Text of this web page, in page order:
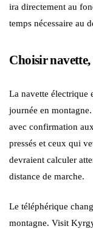
ira directement au
temps nécessaire au
Choisir
La navette électrique
journée en
avec confirmation
pressés et ceux qui
devraient calculer
distance de marche.
Le téléphérique
montagne. Visit